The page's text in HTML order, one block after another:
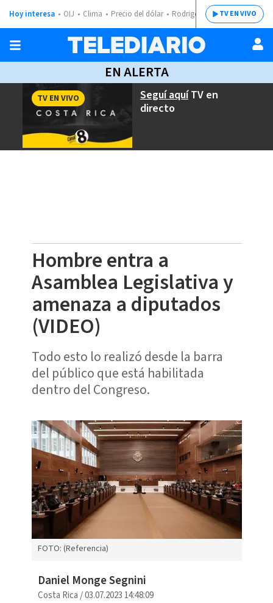
Hoy interesa OIJ Clima Precio del dólar Rodrigo ChavesTV EN VIVO
EN ALERTA
Seguí aquíTV en
directo
TV EN VIVO
Hombre entra a
Asamblea Legislativa y
amenaza a diputados
(VIDEO)
Todo esto lo realizó desde la barra
del público que está habilitada
dentro del Congreso.
FOTO: (Referencia)
Daniel Monge Segnini
Costa Rica /03.07.2023 14:48:09